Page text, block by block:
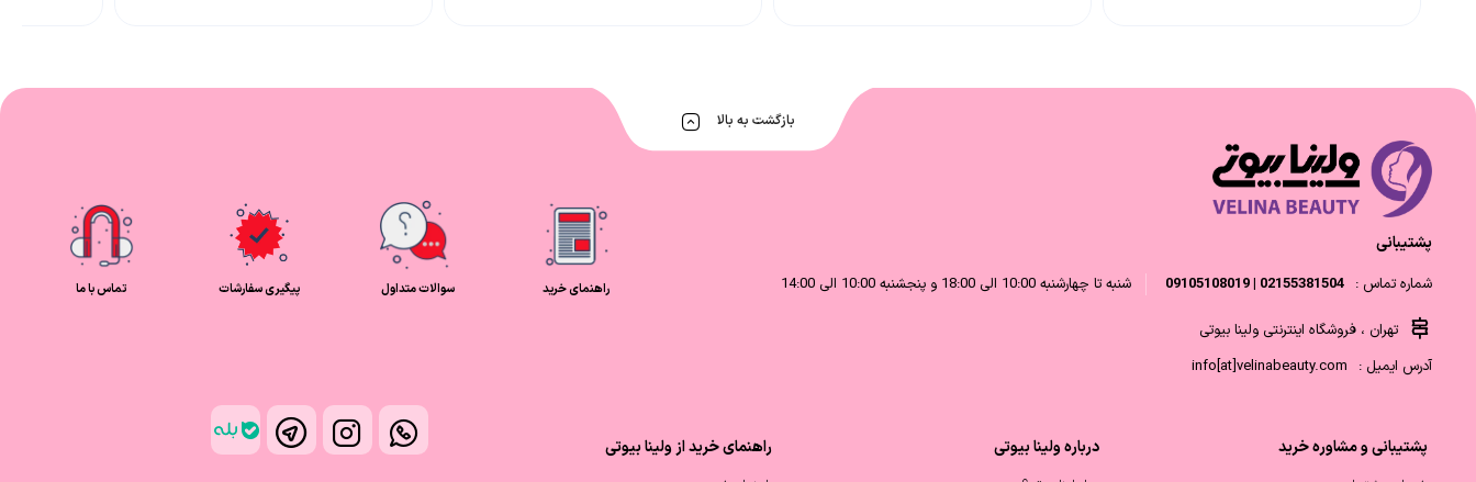
بازگشت به بالا
پشتیبانی
شماره تماس : 02155381504 | 09105108019 شنبه تا چهارشنبه 10:00 الی 18:00 و پنجشنبه 10:00 الی 14:00
تهران ، فروشگاه اینترنتی ولینا بیوتی
آدرس ایمیل : info[at]velinabeauty.com
راهنمای خرید سوالات متداول پیگیری سفارشات تماس با ما
پشتیبانی و مشاوره خرید درباره ولینا بیوتی راهنمای خرید از ولینا بیوتی